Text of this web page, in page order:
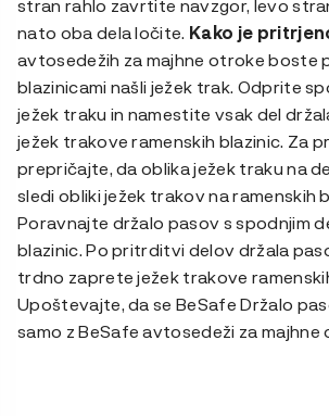
nato oba dela ločite. Kako je
avtosedežih za majhne otroke boste
blazinicami našli ježek trak. Odprite
ježek traku in namestite vsak del
ježek trakove ramenskih blazinic. Za
prepričajte, da oblika ježek traku na
sledi obliki ježek trakov na ramenskih
Poravnajte držalo pasov s spodnjim
blazinic. Po pritrditvi delov držala
trdno zaprete ježek trakove
Upoštevajte, da se BeSafe Držalo
samo z BeSafe avtosedeži za majhne